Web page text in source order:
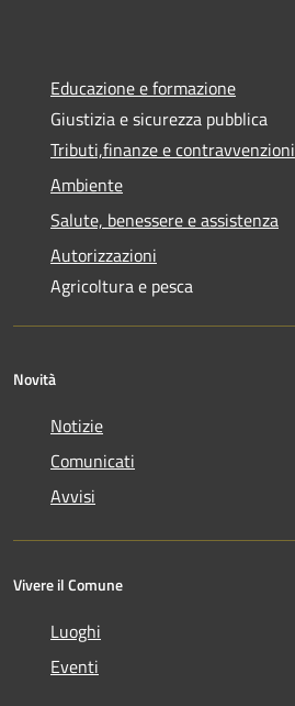
Educazione e formazione
Giustizia e sicurezza pubblica
Tributi,finanze e contravvenzioni
Ambiente
Salute, benessere e assistenza
Autorizzazioni
Agricoltura e pesca
Novità
Notizie
Comunicati
Avvisi
Vivere il Comune
Luoghi
Eventi